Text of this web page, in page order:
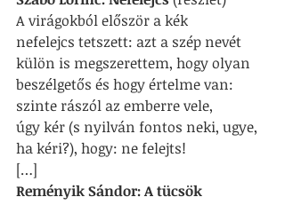
A virágokból először a kék
nefelejcs tetszett: azt a szép nevét
külön is megszerettem, hogy olyan
beszélgetős és hogy értelme van:
szinte rászól az emberre vele,
úgy kér (s nyilván fontos neki, ugye,
ha kéri?), hogy: ne felejts!
[…]
Reményik Sándor: A tücsök